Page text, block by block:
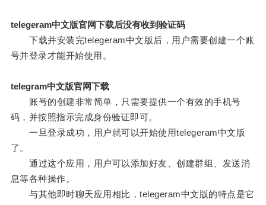
telegeram中文版官网下载后没有收到验证码
下载并安装完telegeram中文版后，用户需要创建一个账
号并登录才能开始使用。
telegram中文版官网下载
账号的创建非常简单，只需要提供一个有效的手机号
码，并按照指示完成身份验证即可。
一旦登录成功，用户就可以开始使用telegeram中文版
了。
通过这个应用，用户可以添加好友、创建群组、发送消
息等各种操作。
与其他即时聊天应用相比，telegeram中文版的特点是它